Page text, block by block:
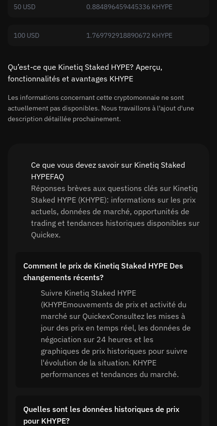
50 USD 0.884896459445336 KHYPE
100 USD 1.769792918890672 KHYPE
Qu’est-ce que Kinetiq Staked HYPE? Aperçu,
fonctionnalités et avantages KHYPE
Les informations concernant cette cryptomonnaie ne sont
actuellement pas disponibles. Nous travaillons à l'ajout d'une
description détaillée prochainement.
Ce que vous devez savoir sur Kinetiq Staked
HYPEFAQ
Réponses brèves aux questions clés sur Kinetiq
Staked HYPE (KHYPE): informations sur les prix
actuels, données de marché, opportunités de
trading et tendances historiques disponibles sur
Quickex.
Comment le prix de Kinetiq Staked HYPE Des
changements récents?
Suivre Kinetiq Staked HYPE
(KHYPEmouvements de prix et activité du
marché sur QuickexConsultez les mises à
jour des prix en temps réel, les données de
négociation sur 24 heures et les
graphiques de prix historiques pour suivre
l'évolution de la situation. KHYPE
performances et tendances du marché.
Quelles sont les données historiques de prix
pour KHYPE?